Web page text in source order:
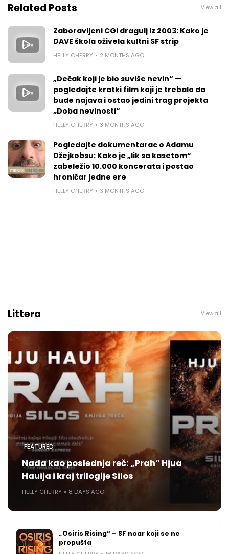
Related Posts View all
Zaboravljeni CGI dragulj iz 2003: Kako je
DAVE škola oživela kultni SF strip
HELLY CHERRY 2 MONTHS AGO
„Dečak koji je bio suviše nevin“ —
pogledajte kratki film koji je trebalo da
bude najava i ostao jedini trag projekta
„Doba nevinosti“
HELLY CHERRY 3 MONTHS AGO
Pogledajte dokumentarac o Adamu
Džejkobsu: Kako je „lik sa kasetom“
zabeležio 10.000 koncerata i postao
hroničar jedne ere
HELLY CHERRY 3 MONTHS AGO
Littera View all
FEATURED
Nada kao poslednja reč: „Prah“ Hjua
Hauija i kraj trilogije Silos
HELLY CHERRY 8 DAYS AGO
„Osiris Rising“ – SF noar koji se ne
propušta